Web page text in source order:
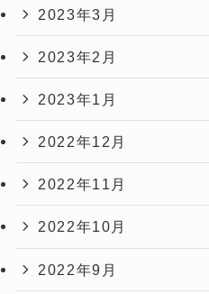
2023年3月
2023年2月
2023年1月
2022年12月
2022年11月
2022年10月
2022年9月